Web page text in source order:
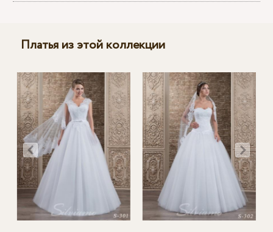
Платья из этой коллекции